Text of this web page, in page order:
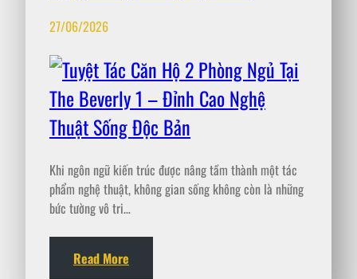
27/06/2026
Khi ngôn ngữ kiến trúc được nâng tầm thành một tác
phẩm nghệ thuật, không gian sống không còn là những
bức tường vô tri…
Read More